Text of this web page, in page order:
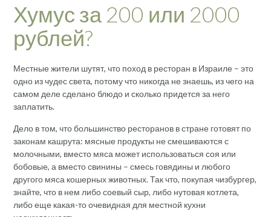
Хумус за 200 или 2000
рублей?
Местные жители шутят, что поход в ресторан в Израиле – это
одно из чудес света, потому что никогда не знаешь, из чего на
самом деле сделано блюдо и сколько придется за него
заплатить.
Дело в том, что большинство ресторанов в стране готовят по
законам кашрута: мясные продукты не смешиваются с
молочными, вместо мяса может использоваться соя или
бобовые, а вместо свинины – смесь говядины и любого
другого мяса кошерных животных. Так что, покупая чизбургер,
знайте, что в нем либо соевый сыр, либо нутовая котлета,
либо еще какая-то очевидная для местной кухни